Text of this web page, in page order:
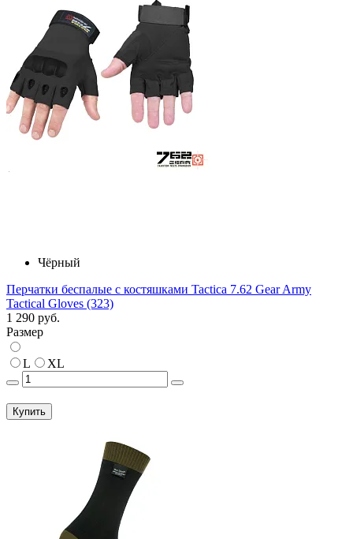
Чёрный
Перчатки беспалые с костяшками Tactica 7.62 Gear Army
Tactical Gloves (323)
1 290 руб.
Размер
L XL
Купить